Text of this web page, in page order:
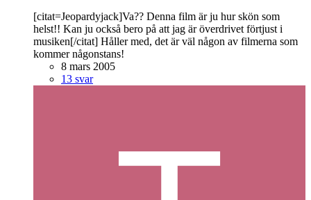
[citat=Jeopardyjack]Va?? Denna film är ju hur skön som
helst!! Kan ju också bero på att jag är överdrivet förtjust i
musiken[/citat] Håller med, det är väl någon av filmerna som
kommer någonstans!
8 mars 2005
13 svar